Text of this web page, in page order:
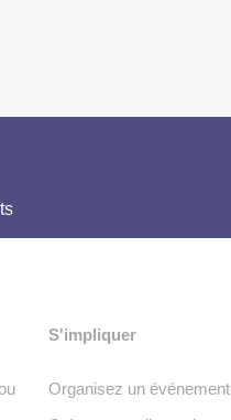
S'impliquer
Organisez un événement